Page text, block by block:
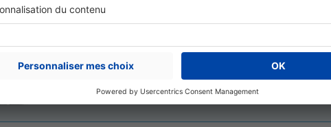
Arnaud Lefebvre
Directeur des ventes Foncia Normandie